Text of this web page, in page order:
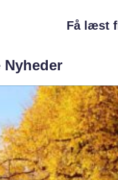
Få læst
Nyheder